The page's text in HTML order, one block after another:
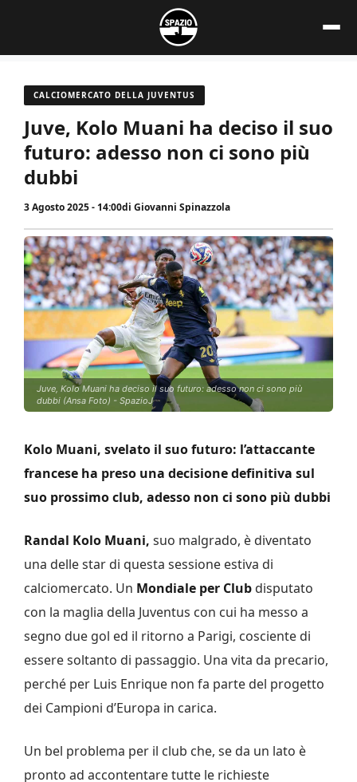
contenuto
CALCIOMERCATO DELLA JUVENTUS
Juve, Kolo Muani ha deciso il suo
futuro: adesso non ci sono più
dubbi
3 Agosto 2025 - 14:00di Giovanni Spinazzola
Juve, Kolo Muani ha deciso il suo futuro: adesso non ci sono più
dubbi (Ansa Foto) - SpazioJ
Kolo Muani, svelato il suo futuro: l’attaccante
francese ha preso una decisione definitiva sul
suo prossimo club, adesso non ci sono più dubbi
Randal Kolo Muani, suo malgrado, è diventato
una delle star di questa sessione estiva di
calciomercato. Un Mondiale per Club disputato
con la maglia della Juventus con cui ha messo a
segno due gol ed il ritorno a Parigi, cosciente di
essere soltanto di passaggio. Una vita da precario,
perché per Luis Enrique non fa parte del progetto
dei Campioni d’Europa in carica.
Un bel problema per il club che, se da un lato è
pronto ad accontentare tutte le richieste